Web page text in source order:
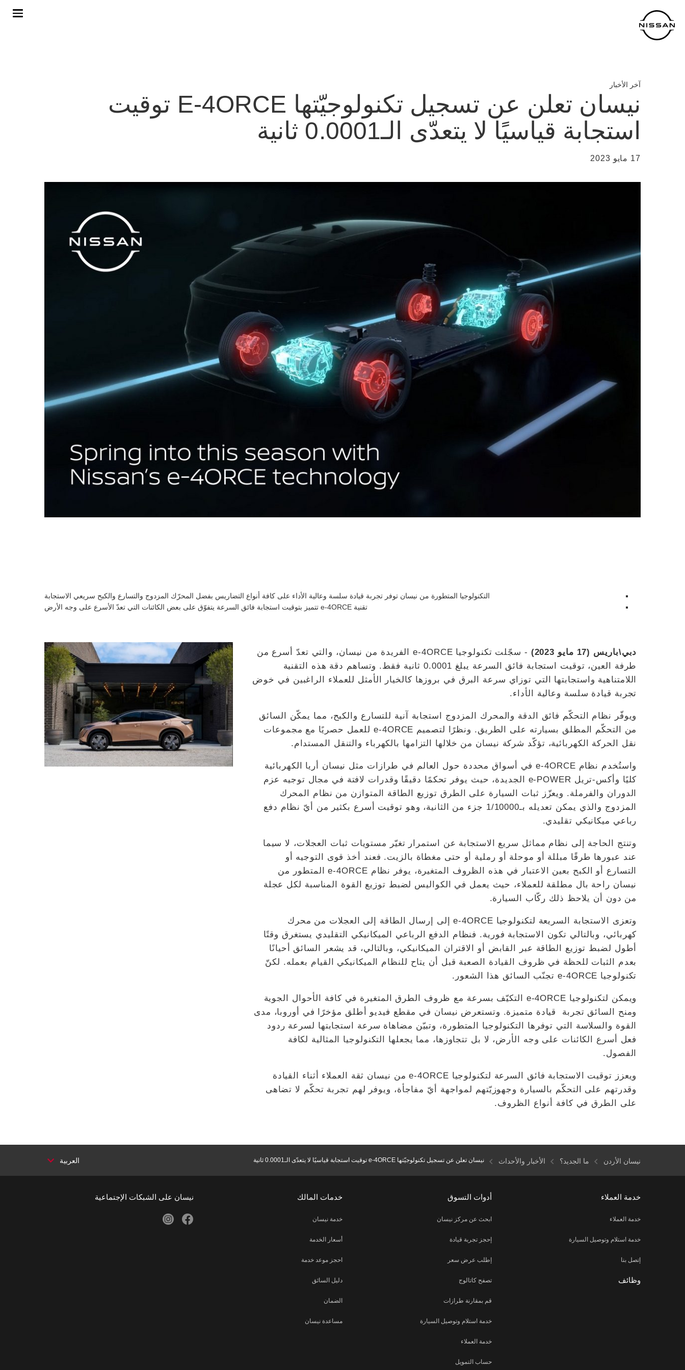
المحتوى
آخر الأخبار
نيسان تعلن عن تسجيل تكنولوجيّتها E-4ORCE توقيت
استجابة قياسيًا لا يتعدّى الـ0.0001 ثانية
17 مايو 2023
التكنولوجيا المتطورة من نيسان توفر تجربة قيادة سلسة وعالية الأداء على كافة أنواع التضاريس بفضل المحرّك المزدوج والتسارع والكبح سريعي الاستجابة
تقنية e-4ORCE تتميز بتوقيت استجابة فائق السرعة يتفوّق على بعض الكائنات التي تعدّ الأسرع على وجه الأرض
دبي\باريس (17 مايو 2023)
- سجّلت تكنولوجيا e-4ORCE الفريدة من نيسان، والتي تعدّ أسرع من
طرفة العين، توقيت استجابة فائق السرعة يبلغ 0.0001 ثانية فقط. وتساهم دقة هذه التقنية
اللامتناهية واستجابتها التي توزاي سرعة البرق في بروزها كالخيار الأمثل للعملاء الراغبين في خوض
تجربة قيادة سلسة وعالية الأداء.
ويوفّر نظام التحكّم فائق الدقة والمحرك المزدوج استجابة آنية للتسارع والكبح، مما يمكّن السائق
من التحكّم المطلق بسيارته على الطريق. ونظرًا لتصميم e-4ORCE للعمل حصريًا مع مجموعات
نقل الحركة الكهربائية، تؤكّد شركة نيسان من خلالها التزامها بالكهرباء والتنقل المستدام.
واستُخدم نظام e-4ORCE في أسواق محددة حول العالم في طرازات مثل نيسان أريا الكهربائية
كليًا وأكس-تريل e-POWER الجديدة، حيث يوفر تحكمًا دقيقًا وقدرات لافتة في مجال توجيه عزم
الدوران والفرملة. ويعزّز ثبات السيارة على الطرق توزيع الطاقة المتوازن من نظام المحرك
المزدوج والذي يمكن تعديله بـ1/10000 جزء من الثانية، وهو توقيت أسرع بكثير من أيّ نظام دفع
رباعي ميكانيكي تقليدي.
وتنتج الحاجة إلى نظام مماثل سريع الاستجابة عن استمرار تغيّر مستويات ثبات العجلات، لا سيما
عند عبورها طرقًا مبللة أو موحلة أو رملية أو حتى مغطاة بالزيت. فعند أخذ قوى التوجيه أو
التسارع أو الكبح بعين الاعتبار في هذه الظروف المتغيرة، يوفر نظام e-4ORCE المتطور من
نيسان راحة بال مطلقة للعملاء، حيث يعمل في الكواليس لضبط توزيع القوة المناسبة لكل عجلة
من دون أن يلاحظ ذلك ركّاب السيارة.
وتعزى الاستجابة السريعة لتكنولوجيا e-4ORCE إلى إرسال الطاقة إلى العجلات من محرك
كهربائي، وبالتالي تكون الاستجابة فورية. فنظام الدفع الرباعي الميكانيكي التقليدي يستغرق وقتًا
أطول لضبط توزيع الطاقة عبر القابض أو الاقتران الميكانيكي، وبالتالي، قد يشعر السائق أحيانًا
بعدم الثبات للحظة في ظروف القيادة الصعبة قبل أن يتاح للنظام الميكانيكي القيام بعمله. لكنّ
تكنولوجيا e-4ORCE تجنّب السائق هذا الشعور.
ويمكن لتكنولوجيا e-4ORCE التكيّف بسرعة مع ظروف الطرق المتغيرة في كافة الأحوال الجوية
ومنح السائق تجربة قيادة متميزة. وتستعرض نيسان في مقطع فيديو أطلق مؤخرًا في أوروبا، مدى
القوة والسلاسة التي توفرها التكنولوجيا المتطورة، وتبيّن مضاهاة سرعة استجابتها لسرعة ردود
فعل أسرع الكائنات على وجه الأرض، لا بل تتجاوزها، مما يجعلها التكنولوجيا المثالية لكافة
الفصول.
ويعزز توقيت الاستجابة فائق السرعة لتكنولوجيا e-4ORCE من نيسان ثقة العملاء أثناء القيادة
وقدرتهم على التحكّم بالسيارة وجهوزيّتهم لمواجهة أيّ مفاجأة، ويوفر لهم تجربة تحكّم لا تضاهى
على الطرق في كافة أنواع الظروف.
نيسان الأردن ما الجديد؟ الأخبار والأحداث نيسان تعلن عن تسجيل تكنولوجيّتها e-4ORCE توقيت استجابة قياسيًا لا يتعدّى الـ0.0001 ثانية العربية
خدمة العملاء
خدمة العملاء
خدمة استلام وتوصيل السيارة
إتصل بنا
وظائف
أدوات التسوق
ابحث عن مركز نيسان
إحجز تجربة قيادة
إطلب عرض سعر
تصفح كاتالوج
قم بمقارنة طرازات
خدمة استلام وتوصيل السيارة
خدمة العملاء
حساب التمويل
خدمات المالك
خدمة نيسان
أسعار الخدمة
احجز موعد خدمة
دليل السائق
الضمان
مساعدة نيسان
نيسان على الشبكات الإجتماعية
facebook